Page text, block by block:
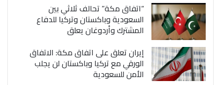
“اتفاق مكة” تحالف ثلاثي بين
السعودية وباكستان وتركيا للدفاع
المشترك وأردوغان يعلق
إيران تعلق على اتفاق مكة: الاتفاق
الورقي مع تركيا وباكستان لن يجلب
الأمن للسعودية